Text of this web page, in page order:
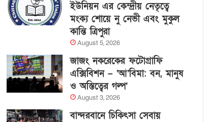
ইউনিয়ন এর কেন্দ্রীয় নেতৃত্বে
মংক্য শোয়ে নু নেভী এবং মুকুল
কান্তি ত্রিপুরা
August 5, 2026
জাজং নকরেকের ফটোগ্রাফি
এক্সিবিশন – ‘আ’বিমা: বন, মানুষ
ও অস্তিত্বের গল্প’
August 3, 2026
বান্দরবানে চিকিৎসা সেবায়